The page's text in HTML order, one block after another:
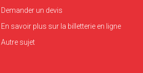
Demander un devis
En savoir plus sur la billetterie en ligne
Autre sujet